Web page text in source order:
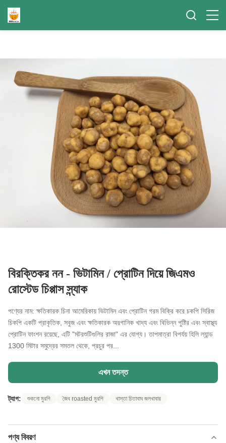
বিরক্তিকর নন - ভিটামিন / প্রোটিন দিয়ে জিএমও
রোস্টেড চিপ্পাস স্ন্যাক
পণ্যের নাম: ক্ষতিকারক চিনা আমেরিকায় ভিটামিন এবং প্রোটিন গরম বিক্রি করে চকপি সিরিজ
চিকপি একটি প্রাকৃতিক, সবুজ এবং ক্ষতিকারক অরগানিক খাদ্য এবং বিভিন্ন পুষ্টির এবং স্বাস্থ্য
প্রোটিন ফাংশন রয়েছে, এটি "মটরশুটিগুলির রাজা" এর যোগ্য। তাপমাত্রা বিপর্যয় হিলি ল্যান্ড
1300 মিটার সমুদ্রের সমতল থেকে, প্রচুর পর...
এখন তদন্ত
ট্যাগ: শুকনো মুরগি জৈব roasted মুরগি খাস্তা চিতাবাঘ জলখাবার
পণ্য বিবরণ